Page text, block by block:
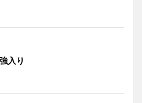
入り